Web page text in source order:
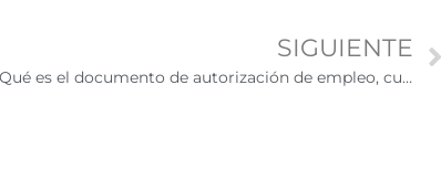
SIGUIENTE
¿Qué es el documento de autorización de empleo, cuál es su función y costo?